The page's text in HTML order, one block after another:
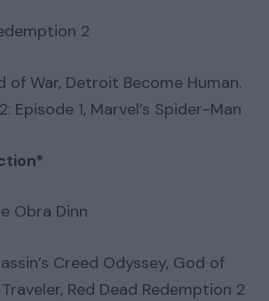
2
of War, Detroit Become Human.
Episode 1, Marvel’s Spider-Man
Obra Dinn
Creed Odyssey, God of
Red Dead Redemption 2